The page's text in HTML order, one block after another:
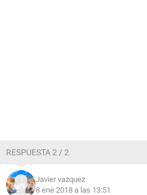
RESPUESTA 2 / 2
Javier vazquez
8 ene 2018 a las 13:51